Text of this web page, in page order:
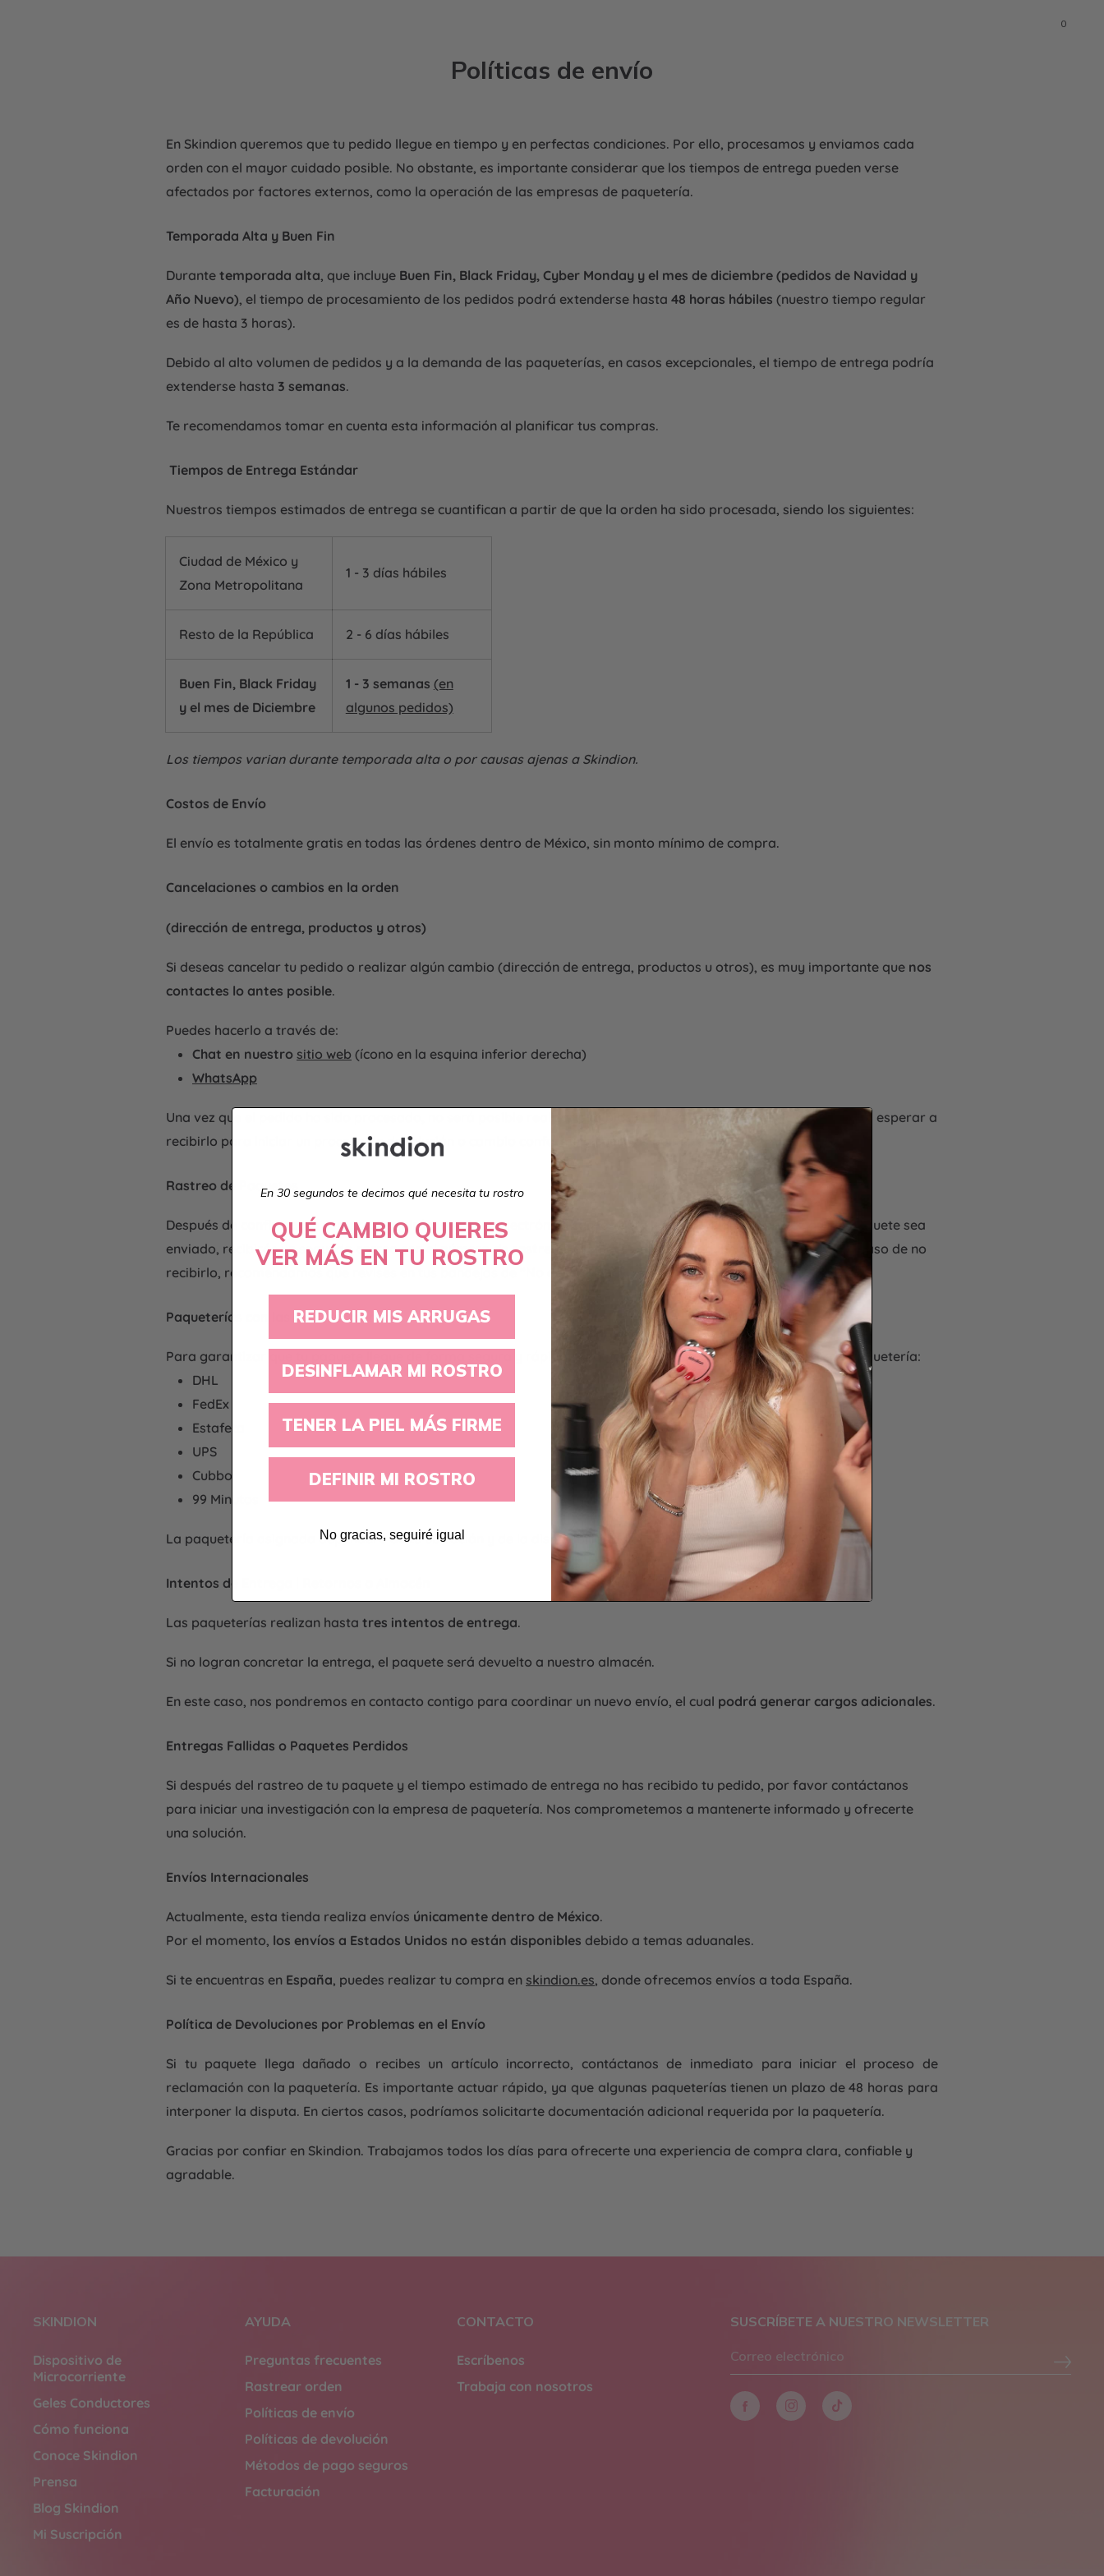
Carrito
0
0
Políticas de envío
En Skindion queremos que tu pedido llegue en tiempo y en perfectas condiciones. Por ello, procesamos y enviamos cada
orden con el mayor cuidado posible. No obstante, es importante considerar que los tiempos de entrega pueden verse
afectados por factores externos, como la operación de las empresas de paquetería.
Temporada Alta y Buen Fin
Durante temporada alta, que incluye Buen Fin, Black Friday, Cyber Monday y el mes de diciembre (pedidos de Navidad y
Año Nuevo), el tiempo de procesamiento de los pedidos podrá extenderse hasta 48 horas hábiles (nuestro tiempo regular
es de hasta 3 horas).
Debido al alto volumen de pedidos y a la demanda de las paqueterías, en casos excepcionales, el tiempo de entrega podría
extenderse hasta 3 semanas.
Te recomendamos tomar en cuenta esta información al planificar tus compras.
Tiempos de Entrega Estándar
Nuestros tiempos estimados de entrega se cuantifican a partir de que la orden ha sido procesada, siendo los siguientes:
Ciudad de México y
Zona Metropolitana
1 - 3 días hábiles
Resto de la República 2 - 6 días hábiles
Buen Fin, Black Friday
y el mes de Diciembre
1 - 3 semanas (en
algunos pedidos)
Los tiempos varian durante temporada alta o por causas ajenas a Skindion.
Costos de Envío
El envío es totalmente gratis en todas las órdenes dentro de México, sin monto mínimo de compra.
Cancelaciones o cambios en la orden
(dirección de entrega, productos y otros)
Si deseas cancelar tu pedido o realizar algún cambio (dirección de entrega, productos u otros), es muy importante que nos
contactes lo antes posible.
Puedes hacerlo a través de:
Chat en nuestro sitio web (ícono en la esquina inferior derecha)
WhatsApp
Una vez que el pedido ha sido procesado, no será posible realizar cambios ni cancelaciones
. En ese caso, deberás esperar a
recibirlo para iniciar un proceso de devolución o cambio conforme a nuestras políticas.
Rastreo de Paquetes
Después de confirmar tu compra, recibirás un correo electrónico con los detalles de tu pedido.Una vez que el paquete sea
enviado, recibirás un segundo correo con elnúmero de rastreo y el enlace para dar seguimiento a tu envío.En caso de no
recibirlo, recomendamos que revises en tus bandejas de “No deseasdos”, “spam” o “junk”.
Paqueterías con las que Trabajamos
Para garantizar que tu paquete llegue de forma segura y rápida, trabajamos con las siguientes empresas de paquetería:
DHL
FedEx
Estafeta
UPS
Cubbo
99 Minutos
La paquetería asignada dependerá de tu ubicación y de la disponibilidad operativa.
Intentos de Entrega | Retornos a Almacén
Las paqueterías realizan hasta tres intentos de entrega.
Si no logran concretar la entrega, el paquete será devuelto a nuestro almacén.
En este caso, nos pondremos en contacto contigo para coordinar un nuevo envío, el cual podrá generar cargos adicionales.
Entregas Fallidas o Paquetes Perdidos
Si después del rastreo de tu paquete y el tiempo estimado de entrega no has recibido tu pedido, por favor contáctanos
para iniciar una investigación con la empresa de paquetería. Nos comprometemos a mantenerte informado y ofrecerte
una solución.
Envíos Internacionales
Actualmente, esta tienda realiza envíos únicamente dentro de México.
Por el momento, los envíos a Estados Unidos no están disponibles debido a temas aduanales.
Si te encuentras en España, puedes realizar tu compra en skindion.es, donde ofrecemos envíos a toda España.
Política de Devoluciones por Problemas en el Envío
Si tu paquete llega dañado o recibes un artículo incorrecto, contáctanos de inmediato para iniciar el proceso de
reclamación con la paquetería. Es importante actuar rápido, ya que algunas paqueterías tienen un plazo de 48 horas para
interponer la disputa. En ciertos casos, podríamos solicitarte documentación adicional requerida por la paquetería.
Gracias por confiar en Skindion. Trabajamos todos los días para ofrecerte una experiencia de compra clara, confiable y
agradable.
SKINDION
Dispositivo de
Microcorriente
Geles Conductores
Cómo funciona
Conoce Skindion
Prensa
Blog Skindion
Mi Suscripción
AYUDA
Preguntas frecuentes
Rastrear orden
Políticas de envío
Políticas de devolución
Métodos de pago seguros
Facturación
CONTACTO
Escríbenos
Trabaja con nosotros
SUSCRÍBETE A NUESTRO NEWSLETTER
FacebookInstagramTiktok
En 30 segundos te decimos qué necesita tu rostro
QUÉ CAMBIO QUIERES
VER MÁS EN TU ROSTRO
REDUCIR MIS ARRUGAS
DESINFLAMAR MI ROSTRO
TENER LA PIEL MÁS FIRME
DEFINIR MI ROSTRO
No gracias, seguiré igual